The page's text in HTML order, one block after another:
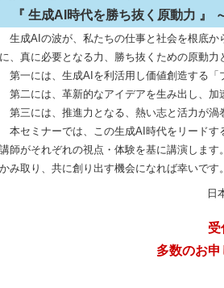
『 生成AI時代を勝ち抜く原動力 』
生成AIの波が、私たちの仕事と社会を根底か
に、真に必要となる力、勝ち抜くための原動力
第一には、生成AIを利活用し価値創造する「
第二には、革新的なアイデアを生み出し、加
第三には、推進力となる、熱い志と活力が渦
本セミナーでは、この生成AI時代をリードす
講師がそれぞれの視点・体験を基に講演しま
かみ取り、共に創り出す機会になれば幸いです。
日
受
多数のお申